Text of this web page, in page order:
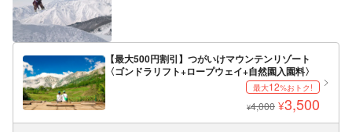
【最大500円割引】つがいけマウンテンリゾート
〈ゴンドラリフト+ロープウェイ+自然園入園料〉
最大12%おトク!
¥4,000 ¥3,500